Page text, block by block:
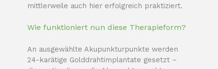
mittlerweile auch hier erfolgreich praktiziert.
Wie funktioniert nun diese Therapieform?
An ausgewählte Akupunkturpunkte werden
24-karätige Golddrahtimplantate gesetzt –